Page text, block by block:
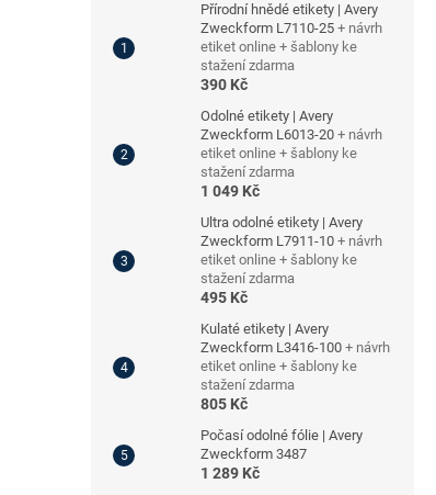
Přírodní hnědé etikety | Avery
Zweckform L7110-25 + návrh
etiket online + šablony ke
stažení zdarma
390 Kč
Odolné etikety | Avery
Zweckform L6013-20 + návrh
etiket online + šablony ke
stažení zdarma
1 049 Kč
Ultra odolné etikety | Avery
Zweckform L7911-10 + návrh
etiket online + šablony ke
stažení zdarma
495 Kč
Kulaté etikety | Avery
Zweckform L3416-100 + návrh
etiket online + šablony ke
stažení zdarma
805 Kč
Počasí odolné fólie | Avery
Zweckform 3487
1 289 Kč